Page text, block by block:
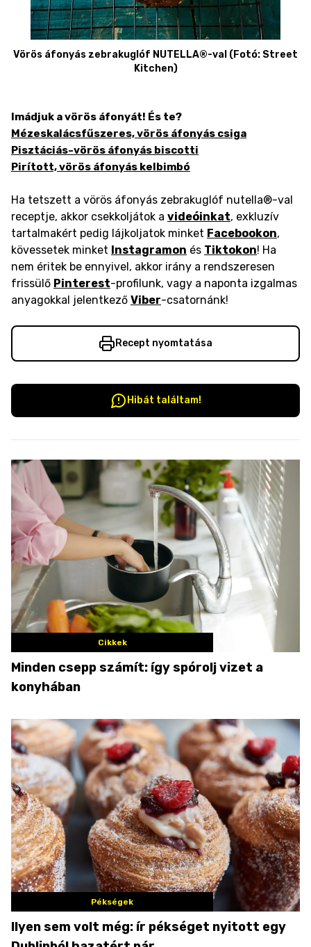
Vörös áfonyás zebrakuglóf NUTELLA®-val (Fotó: Street
Kitchen)
Imádjuk a vörös áfonyát! És te?
Mézeskalácsfűszeres, vörös áfonyás csiga
Pisztáciás-vörös áfonyás biscotti
Pirított, vörös áfonyás kelbimbó
Ha tetszett a vörös áfonyás zebrakuglóf nutella®-val
receptje, akkor csekkoljátok a videóinkat, exkluzív
tartalmakért pedig lájkoljatok minket Facebookon,
kövessetek minket Instagramon és Tiktokon! Ha
nem éritek be ennyivel, akkor irány a rendszeresen
frissülő Pinterest-profilunk, vagy a naponta izgalmas
anyagokkal jelentkező Viber-csatornánk!
Recept nyomtatása
Hibát találtam!
Cikkek
Minden csepp számít: így spórolj vizet a
konyhában
Pékségek
Ilyen sem volt még: ír pékséget nyitott egy